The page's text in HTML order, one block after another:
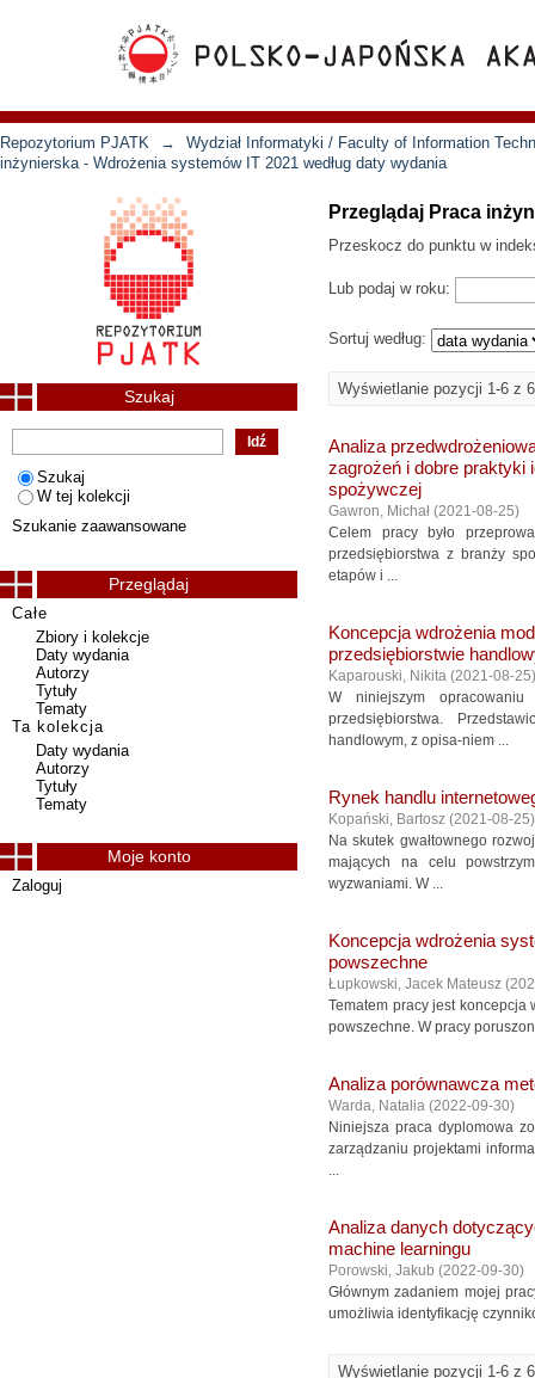
Repozytorium PJATK →
Wydział Informatyki / Faculty of Information
inżynierska - Wdrożenia systemów IT 2021 według daty wydania
Przeglądaj Praca
Przeskocz do punktu w
Lub podaj w roku:
Sortuj według:
Wyświetlanie pozycji 1-6 z 6
Analiza
zagrożeń i dobre praktyki
spożywczej
Gawron, Michał (2021-08-25)
Celem pracy było
przedsiębiorstwa z branży
etapów i ...
Koncepcja wdrożenia
przedsiębiorstwie
Kaparouski, Nikita (2021-08-25)
W niniejszym
przedsiębiorstwa.
handlowym, z opisa-niem ...
Rynek handlu
Kopański, Bartosz (2021-08-25)
Na skutek gwałtownego
mających na celu
wyzwaniami. W ...
Koncepcja wdrożenia
powszechne
Łupkowski, Jacek Mateusz (
Tematem pracy jest koncepcja
powszechne. W pracy
Analiza porównawcza
Warda, Natalia (2022-09-30)
Niniejsza praca dyplomowa
zarządzaniu projektami
...
Analiza danych
machine learningu
Porowski, Jakub (2022-09-30)
Głównym zadaniem mojej
umożliwia identyfikację
Wyświetlanie pozycji 1-6 z 6
Szukaj
Szukaj
W tej kolekcji
Szukanie zaawansowane
Przeglądaj
Całe
Zbiory i kolekcje
Daty wydania
Autorzy
Tytuły
Tematy
Ta kolekcja
Daty wydania
Autorzy
Tytuły
Tematy
Moje konto
Zaloguj